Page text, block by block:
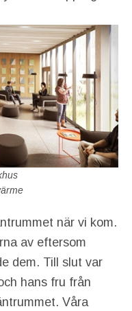
när vi kom.
av eftersom
dem. Till slut var
hans fru från
Våra